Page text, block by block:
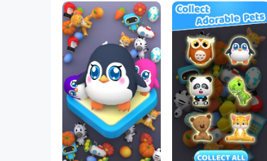
現在玩，發現許多充滿挑戰的關卡和有
在收集物品和完成不同的任務時放鬆並